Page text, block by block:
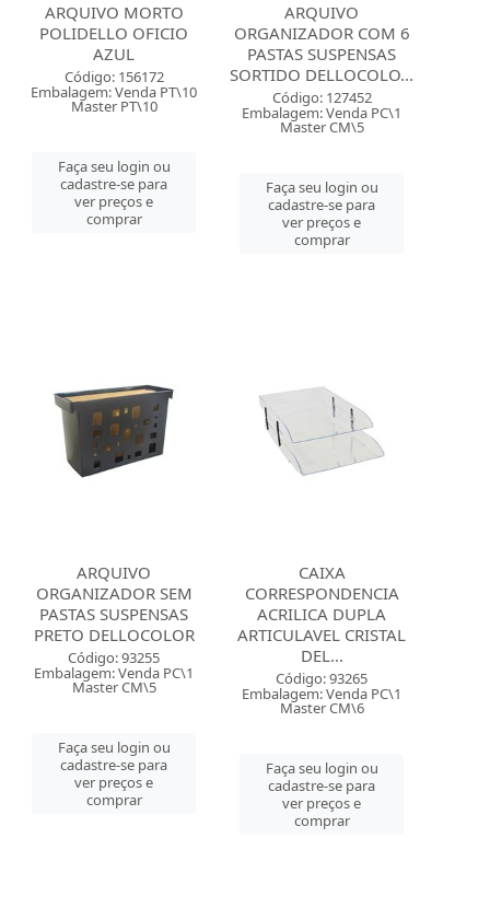
ARQUIVO MORTO
POLIDELLO OFICIO
AZUL
Código: 156172
Embalagem: Venda PT\10
Master PT\10
Faça seu login ou
cadastre-se para
ver preços e
comprar
ARQUIVO
ORGANIZADOR COM 6
PASTAS SUSPENSAS
SORTIDO DELLOCOLO...
Código: 127452
Embalagem: Venda PC\1
Master CM\5
Faça seu login ou
cadastre-se para
ver preços e
comprar
ARQUIVO
ORGANIZADOR SEM
PASTAS SUSPENSAS
PRETO DELLOCOLOR
Código: 93255
Embalagem: Venda PC\1
Master CM\5
Faça seu login ou
cadastre-se para
ver preços e
comprar
CAIXA
CORRESPONDENCIA
ACRILICA DUPLA
ARTICULAVEL CRISTAL
DEL...
Código: 93265
Embalagem: Venda PC\1
Master CM\6
Faça seu login ou
cadastre-se para
ver preços e
comprar